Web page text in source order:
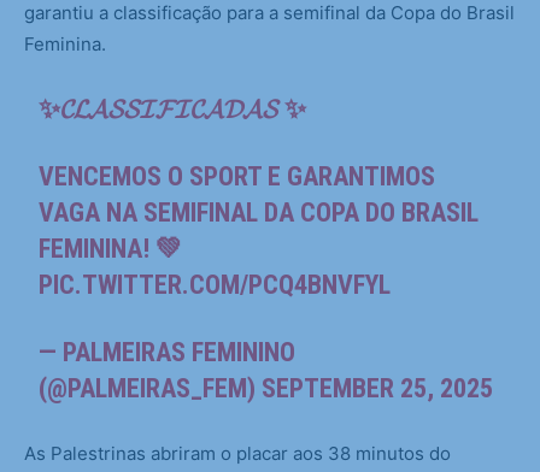
garantiu a classificação para a semifinal da Copa do Brasil
Feminina.
✨𝓒𝓛𝓐𝓢𝓢𝓘𝓕𝓘𝓒𝓐𝓓𝓐𝓢 ✨
VENCEMOS O SPORT E GARANTIMOS
VAGA NA SEMIFINAL DA COPA DO BRASIL
FEMININA! 💚
PIC.TWITTER.COM/PCQ4BNVFYL
— PALMEIRAS FEMININO
(@PALMEIRAS_FEM) SEPTEMBER 25, 2025
As Palestrinas abriram o placar aos 38 minutos do